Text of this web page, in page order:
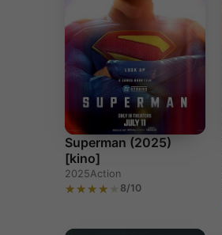
Superman (2025)
[kino]
2025Action
8/10